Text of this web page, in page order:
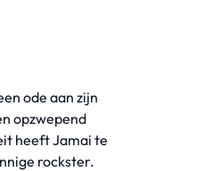
ode aan zijn
opzwepend
heeft Jamai te
rockster.